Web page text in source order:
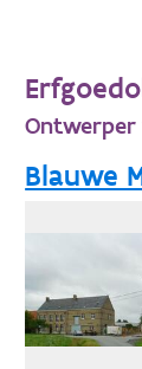
Ontwerper
Blauwe